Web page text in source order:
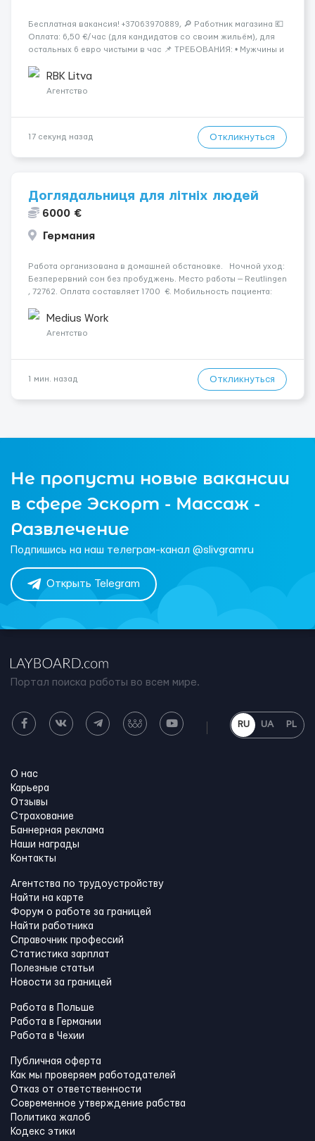
Бесплатная вакансия! +37063970889, 🔎 Работник магазина 💶
Оплата: 6,50 €/час (для кандидатов со своим жильём), для
остальных 6 евро чистыми в час 📌 ТРЕБОВАНИЯ: • Мужчины и
работать • Готовность работать в ...
RBK Litva
Агентство
17 секунд назад Откликнуться
Доглядальниця для літніх людей
6000 €
Германия
Работа организована в домашней обстановке. Ночной уход:
Безперервний сон без пробуджень. Место работы — Reutlingen
, 72762. Оплата составляет 1700 €. Мобильность пациента:
требования: Пол кандидата: жіно...
Medius Work
Агентство
1 мин. назад Откликнуться
Не пропусти новые вакансии
в сфере Эскорт - Массаж -
Развлечение
Подпишись на наш телеграм-канал @slivgramru
Открыть Telegram
Портал поиска работы во всем мире.
RU UA PL
О нас
Карьера
Отзывы
Страхование
Баннерная реклама
Наши награды
Контакты
Агентства по трудоустройству
Найти на карте
Форум о работе за границей
Найти работника
Справочник профессий
Статистика зарплат
Полезные статьи
Новости за границей
Работа в Польше
Работа в Германии
Работа в Чехии
Публичная оферта
Как мы проверяем работодателей
Отказ от ответственности
Современное утверждение рабства
Политика жалоб
Кодекс этики